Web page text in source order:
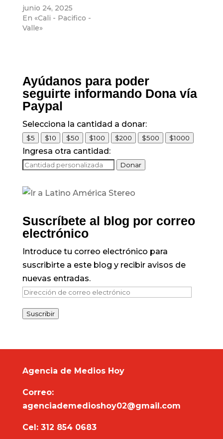
junio 24, 2025
En «Cali - Pacifico -
Valle»
Ayúdanos para poder
seguirte informando Dona vía
Paypal
Selecciona la cantidad a donar:
$5 $10 $50 $100 $200 $500 $1000
Ingresa otra cantidad:
Donar
Suscríbete al blog por correo
electrónico
Introduce tu correo electrónico para
suscribirte a este blog y recibir avisos de
nuevas entradas.
Dirección
correo
Suscribir
Agencia de Medios Hoy
Correo:
agenciademedioshoy02@gmail.com
Cel: 312 854 0683